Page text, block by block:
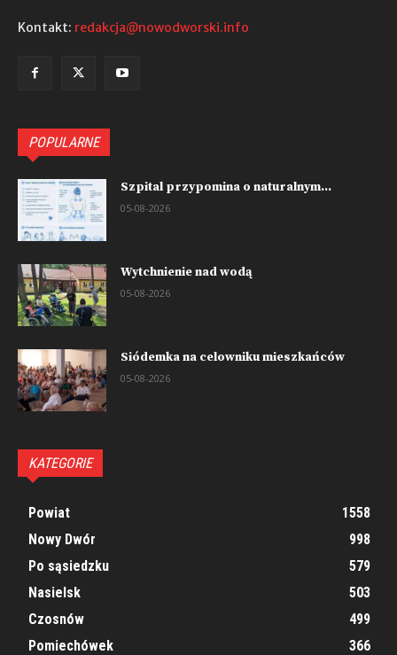
Kontakt: redakcja@nowodworski.info
POPULARNE
Szpital przypomina o naturalnym...
05-08-2026
Wytchnienie nad wodą
05-08-2026
Siódemka na celowniku mieszkańców
05-08-2026
KATEGORIE
Powiat
1558
Nowy Dwór
998
Po sąsiedzku
579
Nasielsk
503
Czosnów
499
Pomiechówek
366